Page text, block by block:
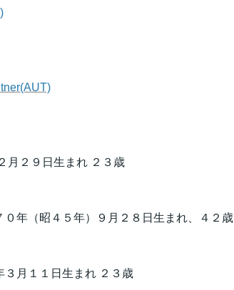
月２９日生まれ ２３歳
０年（昭４５年）９月２８日生まれ、４２歳
３月１１日生まれ ２３歳